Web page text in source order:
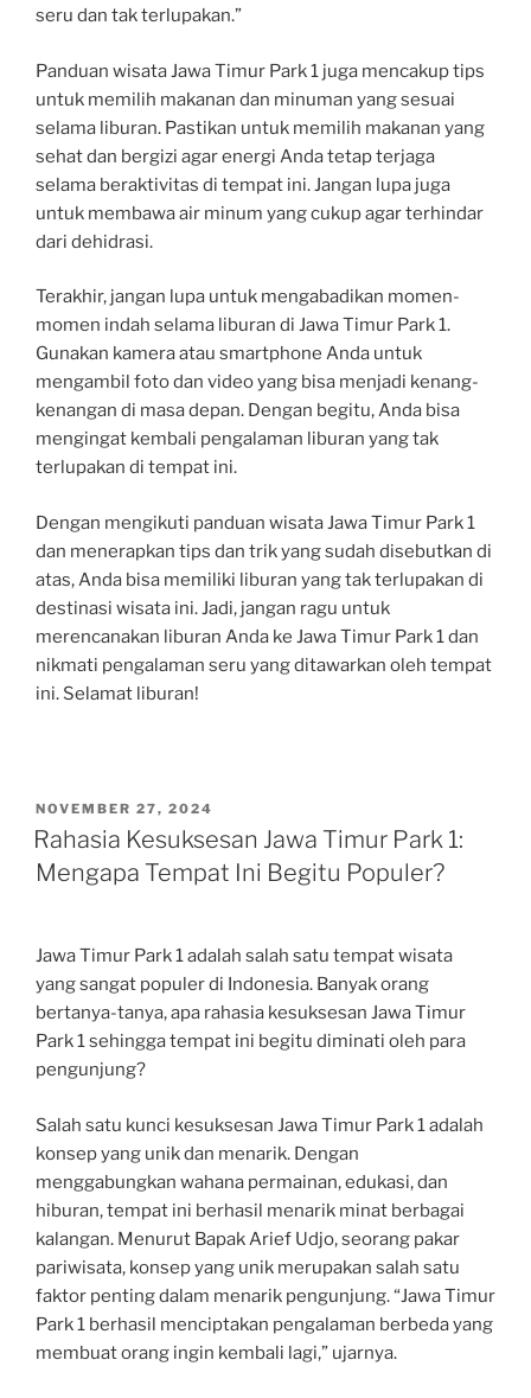
seru dan tak terlupakan.”
Panduan wisata Jawa Timur Park 1 juga mencakup tips
untuk memilih makanan dan minuman yang sesuai
selama liburan. Pastikan untuk memilih makanan yang
sehat dan bergizi agar energi Anda tetap terjaga
selama beraktivitas di tempat ini. Jangan lupa juga
untuk membawa air minum yang cukup agar terhindar
dari dehidrasi.
Terakhir, jangan lupa untuk mengabadikan momen-
momen indah selama liburan di Jawa Timur Park 1.
Gunakan kamera atau smartphone Anda untuk
mengambil foto dan video yang bisa menjadi kenang-
kenangan di masa depan. Dengan begitu, Anda bisa
mengingat kembali pengalaman liburan yang tak
terlupakan di tempat ini.
Dengan mengikuti panduan wisata Jawa Timur Park 1
dan menerapkan tips dan trik yang sudah disebutkan di
atas, Anda bisa memiliki liburan yang tak terlupakan di
destinasi wisata ini. Jadi, jangan ragu untuk
merencanakan liburan Anda ke Jawa Timur Park 1 dan
nikmati pengalaman seru yang ditawarkan oleh tempat
ini. Selamat liburan!
POSTED
ON
NOVEMBER 27, 2024
Rahasia Kesuksesan Jawa Timur Park 1:
Mengapa Tempat Ini Begitu Populer?
Jawa Timur Park 1 adalah salah satu tempat wisata
yang sangat populer di Indonesia. Banyak orang
bertanya-tanya, apa rahasia kesuksesan Jawa Timur
Park 1 sehingga tempat ini begitu diminati oleh para
pengunjung?
Salah satu kunci kesuksesan Jawa Timur Park 1 adalah
konsep yang unik dan menarik. Dengan
menggabungkan wahana permainan, edukasi, dan
hiburan, tempat ini berhasil menarik minat berbagai
kalangan. Menurut Bapak Arief Udjo, seorang pakar
pariwisata, konsep yang unik merupakan salah satu
faktor penting dalam menarik pengunjung. “Jawa Timur
Park 1 berhasil menciptakan pengalaman berbeda yang
membuat orang ingin kembali lagi,” ujarnya.